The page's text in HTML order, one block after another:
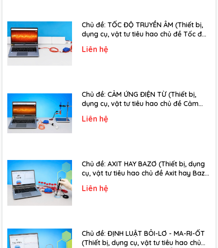
Chủ đề: TỐC ĐỘ TRUYỀN ÂM (Thiết bị,
dụng cụ, vật tư tiêu hao chủ đề Tốc độ
Liên hệ
Chủ đề: CẢM ỨNG ĐIỆN TỪ (Thiết bị,
dụng cụ, vật tư tiêu hao chủ đề Cảm
Liên hệ
Chủ đề: AXIT HAY BAZƠ (Thiết bị, dụng
cụ, vật tư tiêu hao chủ đề Axit hay Bazơ
Liên hệ
Chủ đề: ĐỊNH LUẬT BÔI-LƠ - MA-RI-ỐT
(Thiết bị, dụng cụ, vật tư tiêu hao chủ